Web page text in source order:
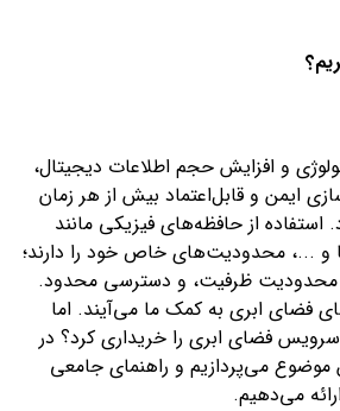
و افزایش حجم اطلاعات دیجیتال،
ایمن و قابل‌اعتماد بیش از هر زمان
از حافظه‌های فیزیکی مانند
...، محدودیت‌های خاص خود را دارند؛
محدودیت ظرفیت، و دسترسی محدود.
فضای ابری به کمک ما می‌آیند. اما
فضای ابری را خریداری کرد؟ در
موضوع می‌پردازیم و راهنمای جامعی
می‌دهیم.